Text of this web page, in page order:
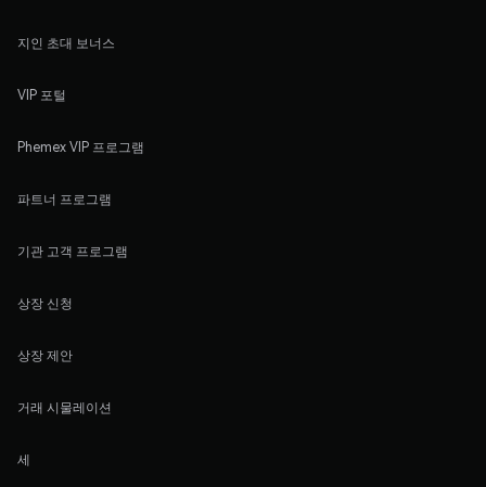
지인 초대 보너스
VIP 포털
Phemex VIP 프로그램
파트너 프로그램
기관 고객 프로그램
상장 신청
상장 제안
거래 시물레이션
세